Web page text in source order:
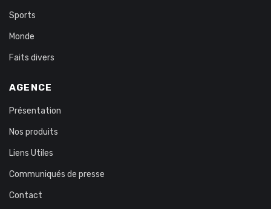
Sports
Monde
Faits divers
AGENCE
Présentation
Nos produits
Liens Utiles
Communiqués de presse
Contact